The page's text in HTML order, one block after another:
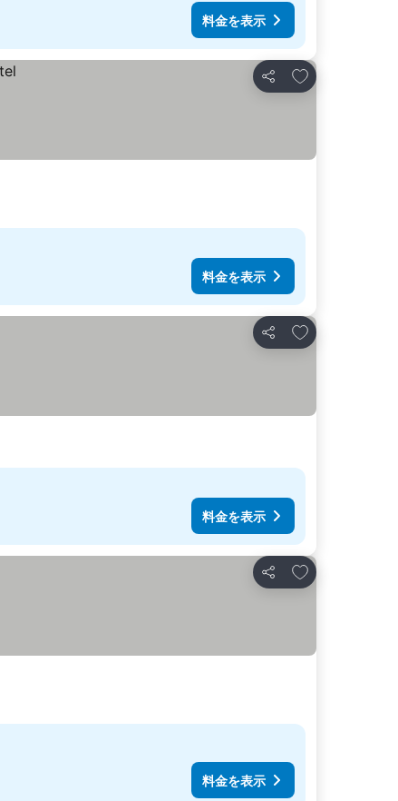
料金を表示
シェア
お気に入りに追加
料金を表示
シェア
お気に入りに追加
料金を表示
シェア
お気に入りに追加
料金を表示